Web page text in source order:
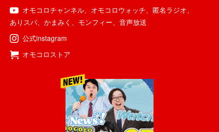
オモコロチャンネル、 オモコロウォッチ、 匿名ラジオ、
ありスパ、 かまみく 、 モンフィー、 音声放送
公式instagram
オモコロストア